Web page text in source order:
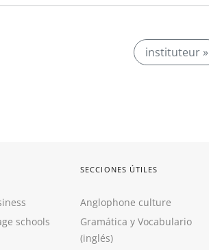
instituteur »
schools
SECCIONES ÚTILES
Anglophone culture
Gramática y Vocabulario
(inglés)